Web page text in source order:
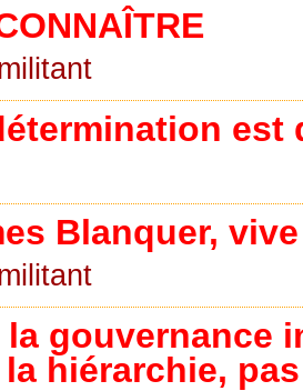
est
Blanquer,
la gouvernance
hiérarchie,